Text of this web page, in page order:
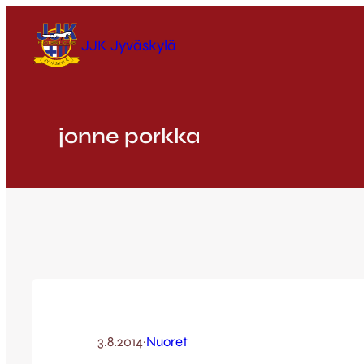
sisältöön
JJK Jyväskylä
jonne porkka
3.8.2014·Nuoret